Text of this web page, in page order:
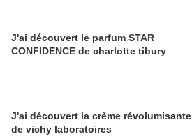
J'ai découvert le parfum STAR
CONFIDENCE de charlotte tibury
J'ai découvert la crème révolumisante
de vichy laboratoires